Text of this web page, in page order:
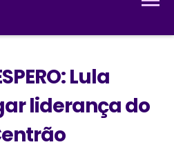
Lula
liderança do